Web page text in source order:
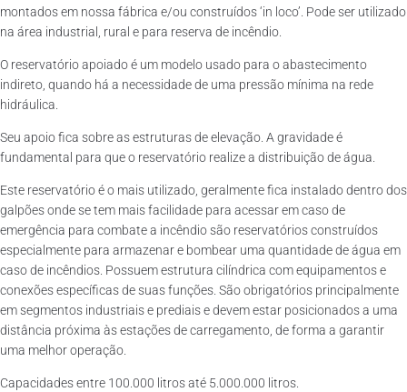
montados em nossa fábrica e/ou construídos ‘in loco’. Pode ser utilizado
na área industrial, rural e para reserva de incêndio.
O reservatório apoiado é um modelo usado para o abastecimento
indireto, quando há a necessidade de uma pressão mínima na rede
hidráulica.
Seu apoio fica sobre as estruturas de elevação. A gravidade é
fundamental para que o reservatório realize a distribuição de água.
Este reservatório é o mais utilizado, geralmente fica instalado dentro dos
galpões onde se tem mais facilidade para acessar em caso de
emergência para combate a incêndio são reservatórios construídos
especialmente para armazenar e bombear uma quantidade de água em
caso de incêndios. Possuem estrutura cilíndrica com equipamentos e
conexões específicas de suas funções. São obrigatórios principalmente
em segmentos industriais e prediais e devem estar posicionados a uma
distância próxima às estações de carregamento, de forma a garantir
uma melhor operação.
Capacidades entre 100.000 litros até 5.000.000 litros.